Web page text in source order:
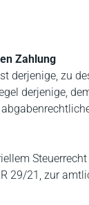
Zahlung
derjenige, zu
derjenige,
29/21, zur